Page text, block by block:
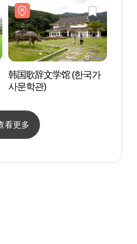
韩国歌辞文学馆 (한국가
사문학관)
看更多